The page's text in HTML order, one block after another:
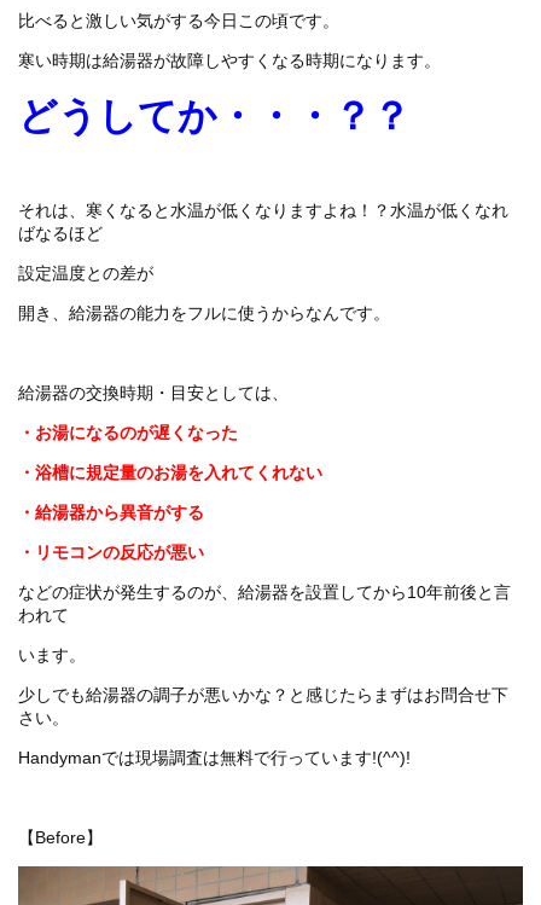
比べると激しい気がする今日この頃です。
寒い時期は給湯器が故障しやすくなる時期になります。
どうしてか・・・？？
それは、寒くなると水温が低くなりますよね！？水温が低くなれ
ばなるほど
設定温度との差が
開き、給湯器の能力をフルに使うからなんです。
給湯器の交換時期・目安としては、
・お湯になるのが遅くなった
・浴槽に規定量のお湯を入れてくれない
・給湯器から異音がする
・リモコンの反応が悪い
などの症状が発生するのが、給湯器を設置してから10年前後と言
われて
います。
少しでも給湯器の調子が悪いかな？と感じたらまずはお問合せ下
さい。
Handymanでは現場調査は無料で行っています!(^^)!
【Before】